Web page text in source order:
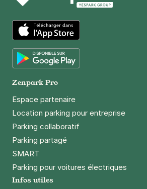
App Store
Zenpark Pro
Espace partenaire
Location parking pour entreprise
Parking collaboratif
Parking partagé
SMART
Parking pour voitures électriques
Infos utiles